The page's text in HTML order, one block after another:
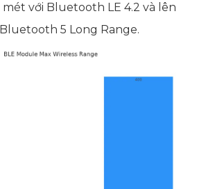
mét với Bluetooth LE 4.2 và lên
5 Long Range.